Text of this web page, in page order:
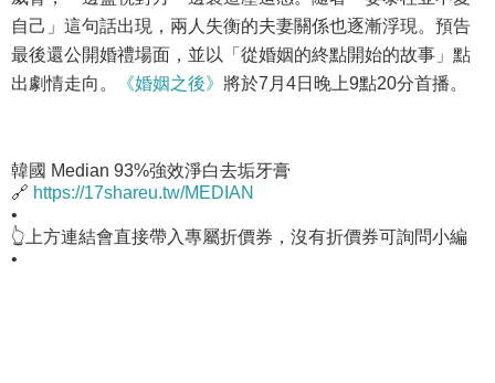
自己」這句話出現，兩人失衡的夫妻關係也逐漸浮現。預告
最後還公開婚禮場面，並以「從婚姻的終點開始的故事」點
出劇情走向。
《婚姻之後》 將於7月4日晚上9點20分首播。
韓國 Median 93%強效淨白去垢牙膏
🔗 https://17shareu.tw/MEDIAN
•
👆上方連結會直接帶入專屬折價券，沒有折價券可詢問小編
•